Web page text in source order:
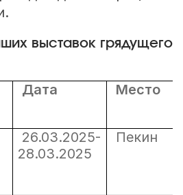
выставок грядущего
Дата Место
26.03.2025-
28.03.2025
Пекин